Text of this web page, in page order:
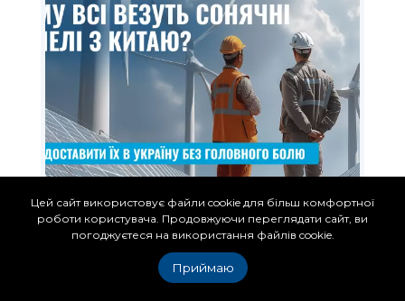
Імпорт сонячних панелей з
Китаю у 2026 році:
можливості, ризики та
Цей сайт використовує файли cookie для більш комфортної
роботи користувача. Продовжуючи переглядати сайт, ви
погоджуєтеся на використання файлів cookie.
Приймаю